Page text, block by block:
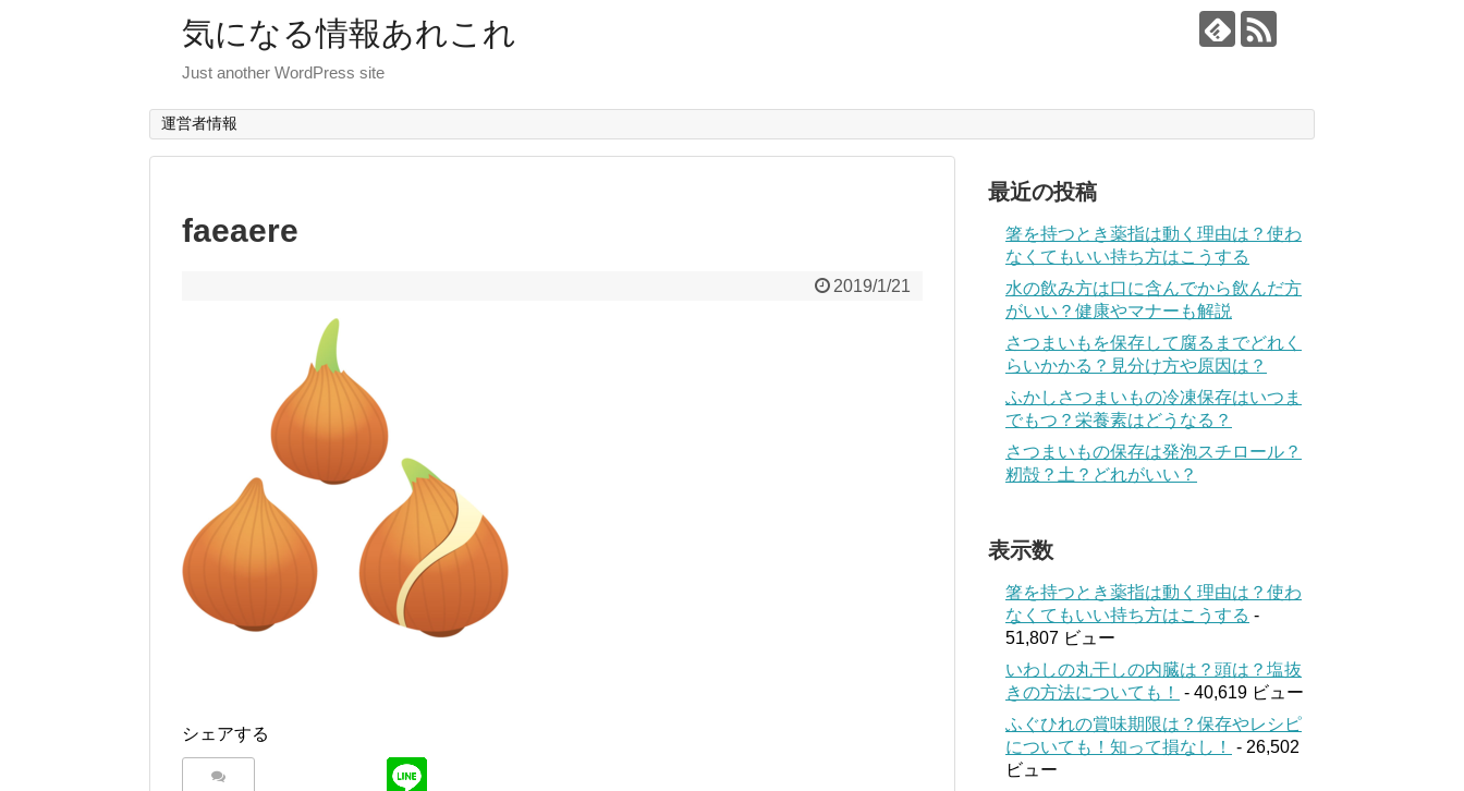
気になる情報あれこれ
Just another WordPress site
運営者情報
faeaere
2019/1/21
シェアする
最近の投稿
箸を持つとき薬指は動く理由は？使わ
なくてもいい持ち方はこうする
水の飲み方は口に含んでから飲んだ方
がいい？健康やマナーも解説
さつまいもを保存して腐るまでどれく
らいかかる？見分け方や原因は？
ふかしさつまいもの冷凍保存はいつま
でもつ？栄養素はどうなる？
さつまいもの保存は発泡スチロール？
籾殻？土？どれがいい？
表示数
箸を持つとき薬指は動く理由は？使わ
なくてもいい持ち方はこうする -
51,807 ビュー
いわしの丸干しの内臓は？頭は？塩抜
きの方法についても！
- 40,619 ビュー
ふぐひれの賞味期限は？保存やレシピ
についても！知って損なし！
- 26,502
ビュー